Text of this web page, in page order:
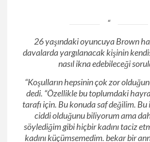
26 yaşındaki oyuncuya Brown
davalarda yargılanacak kişinin
nasıl ikna edebileceği
“Koşulların hepsinin çok zor
dedi. “Özellikle bu toplumdaki
tarafı için. Bu konuda saf değilim. Bu
ciddi olduğunu biliyorum ama
söylediğim gibi hiçbir kadını taciz
kadını küçümsemedim. bekar bir